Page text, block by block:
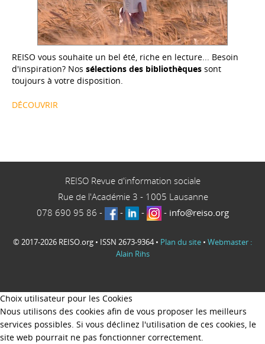
REISO vous souhaite un bel été, riche en lecture... Besoin
d'inspiration? Nos sélections des bibliothèques sont
toujours à votre disposition.
DÉCOUVRIR
REISO Revue d'information sociale
Rue de l'Académie 3 - 1005 Lausanne
078 690 95 86 - - - - info@reiso.org
© 2017-2026 REISO.org • ISSN 2673-9364 • Plan du site • Webmaster :
Alain Rihs
Choix utilisateur pour les Cookies
Nous utilisons des cookies afin de vous proposer les meilleurs
services possibles. Si vous déclinez l'utilisation de ces cookies, le
site web pourrait ne pas fonctionner correctement.